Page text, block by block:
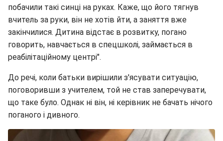
побачили такі синці на руках. Каже, що його тягнув
вчитель за руки, він не хотів йти, а заняття вже
закінчилися. Дитина відстає в розвитку, погано
говорить, навчається в спецшколі, займається в
реабілітаційному центрі".
До речі, коли батьки вирішили з'ясувати ситуацію,
поговоривши з учителем, той не став заперечувати,
що таке було. Однак ні він, ні керівник не бачать нічого
поганого і дивного.